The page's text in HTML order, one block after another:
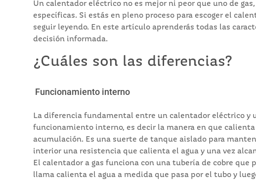
Un calentador eléctrico no es mejor ni peor que uno de
específicas. Si estás en pleno proceso para escoger el
seguir leyendo. En este artículo aprenderás todas las
decisión informada.
¿Cuáles son las diferencias?
Funcionamiento interno
La diferencia fundamental entre un calentador eléctrico y
funcionamiento interno, es decir la manera en que
acumulación. Es una suerte de tanque aislado para
interior una resistencia que calienta el agua y una vez
El calentador a gas funciona con una tubería de cobre
llama calienta el agua a medida que pasa por el tubo y